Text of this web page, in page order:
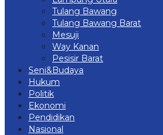
Tulang Bawang
Tulang Bawang Barat
Mesuji
Way Kanan
Pesisir Barat
Seni&Budaya
Hukum
Politik
Ekonomi
Pendidikan
Nasional